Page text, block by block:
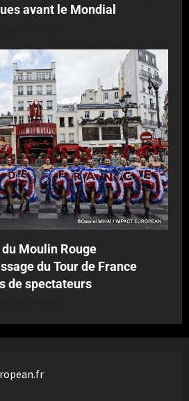
avant le Mondial
Moulin Rouge
du Tour de France
de spectateurs